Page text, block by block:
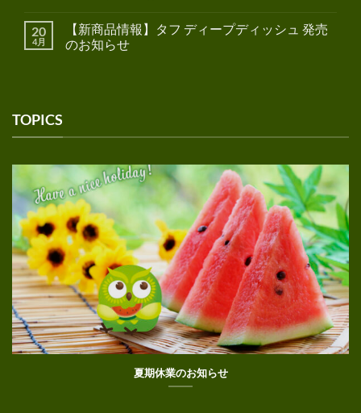
20
4月
【新商品情報】タフ ディープディッシュ 発売
のお知らせ
TOPICS
夏期休業のお知らせ